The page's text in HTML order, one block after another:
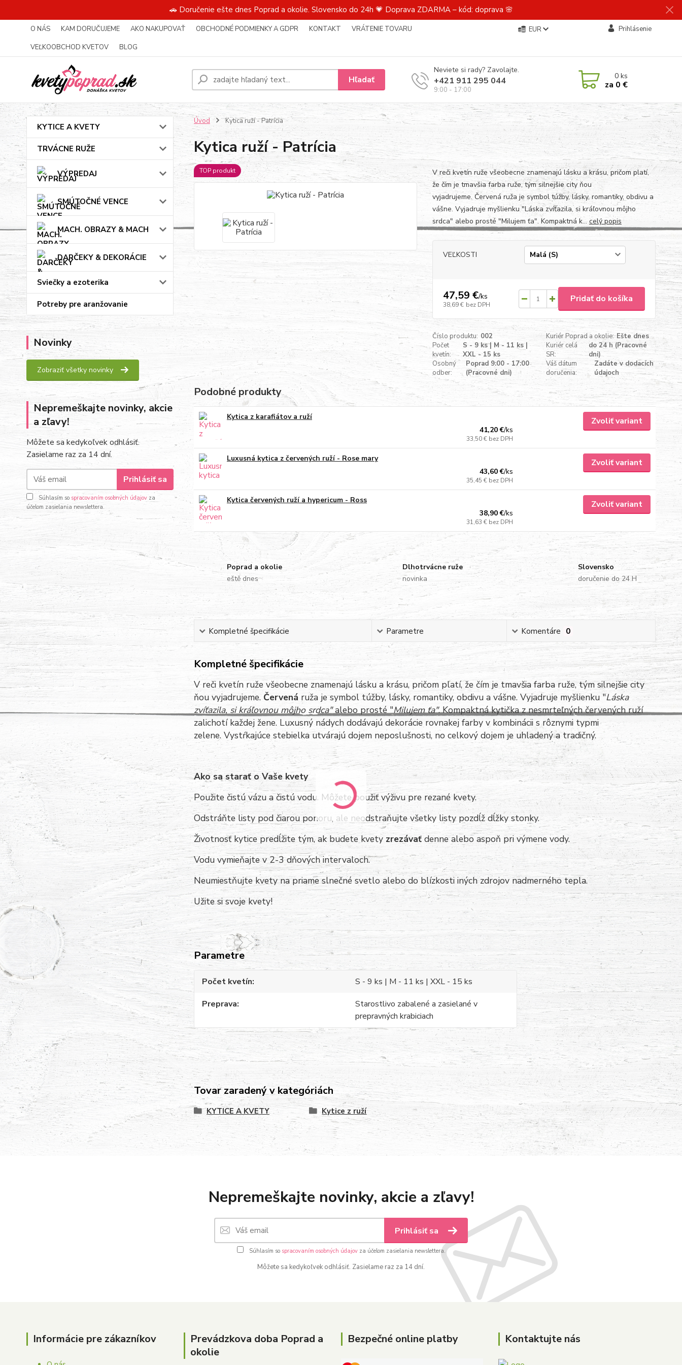
🚗 Doručenie ešte dnes Poprad a okolie. Slovensko do 24h 💗 Doprava ZDARMA – kód: doprava 🌸
O NÁS KAM DORUČUJEME AKO NAKUPOVAŤ OBCHODNÉ PODMIENKY A GDPR KONTAKT
VRÁTENIE TOVARU
VEĽKOOBCHOD KVETOV
BLOG
EUR Prihlásenie
Hľadať
Neviete si rady? Zavolajte.
+421 911 295 044
9:00 - 17:00
0ks
za 0 €
KYTICE A KVETY
TRVÁCNE RUŽE
VÝPREDAJ
SMÚTOČNÉ VENCE
MACH. OBRAZY & MACH
DARČEKY & DEKORÁCIE
Sviečky a ezoterika
Potreby pre aranžovanie
Novinky
Zobraziť všetky novinky
Nepremeškajte novinky, akcie
a zľavy!
Môžete sa kedykoľvek odhlásiť.
Zasielame raz za 14 dní.
Prihlásiť sa
Súhlasím so spracovaním osobných údajov za
účelom zasielania newslettera.
Úvod Kytica ruží - Patrícia
Kytica ruží - Patrícia
TOP produkt
V reči kvetín ruže všeobecne znamenajú lásku a krásu, pričom platí,
že čím je tmavšia farba ruže, tým silnejšie city ňou
vyjadrujeme. Červená ruža je symbol túžby, lásky, romantiky, obdivu a
vášne. Vyjadruje myšlienku "Láska zvíťazila, si kráľovnou môjho
srdca" alebo prosté "Milujem ťa". Kompaktná k... celý popis
VEĽKOSTI
47,59 €/ks
38,69 € bez DPH
Pridať do košíka
Číslo produktu: 002 Kuriér Poprad a okolie: Ešte dnes
Počet
kvetín:
S - 9 ks | M - 11 ks |
XXL - 15 ks
Kuriér celá
SR:
do 24 h (Pracovné
dni)
Osobný
odber:
Poprad 9:00 - 17:00
(Pracovné dni)
Váš dátum
doručenia:
Zadáte v dodacích
údajoch
Podobné produkty
Kytica z karafiátov a ruží
41,20 €/ks
33,50 € bez DPH
Zvoliť variant
Luxusná kytica z červených ruží - Rose mary
43,60 €/ks
35,45 € bez DPH
Zvoliť variant
Kytica červených ruží a hypericum - Ross
38,90 €/ks
31,63 € bez DPH
Zvoliť variant
Poprad a okolie
eště dnes
Dlhotrvácne ruže
novinka
Slovensko
doručenie do 24 H
Kompletné špecifikácie Parametre Komentáre 0
Kompletné špecifikácie
V reči kvetín ruže všeobecne znamenajú lásku a krásu, pričom platí, že čím je tmavšia farba ruže, tým silnejšie city
ňou vyjadrujeme. Červená ruža je symbol túžby, lásky, romantiky, obdivu a vášne. Vyjadruje myšlienku "Láska
zvíťazila, si kráľovnou môjho srdca"alebo prosté "Milujem ťa". Kompaktná kytička z nesmrteľných červených ruží
zalichotí každej žene. Luxusný nádych dodávajú dekorácie rovnakej farby v kombinácii s rôznymi typmi
zelene. Vystŕkajúce stebielka utvárajú dojem neposlušnosti, no celkový dojem je uhladený a tradičný.
Ako sa starať o Vaše kvety
Použite čistú vázu a čistú vodu. Môžete použiť výživu pre rezané kvety.
Odstráňte listy pod čiarou ponoru, ale neodstraňujte všetky listy pozdĺž dĺžky stonky.
Životnosť kytice predĺžite tým, ak budete kvety zrezávaťdenne alebo aspoň pri výmene vody.
Vodu vymieňajte v 2-3 dňových intervaloch.
Neumiestňujte kvety na priame slnečné svetlo alebo do blízkosti iných zdrojov nadmerného tepla.
Užite si svoje kvety!
Parametre
Počet kvetín
S - 9 ks | M - 11 ks | XXL - 15 ks
Preprava
Starostlivo zabalené a zasielané v
prepravných krabiciach
Tovar zaradený v kategóriách
KYTICE A KVETY Kytice z ruží
Nepremeškajte novinky, akcie a zľavy!
Prihlásiť sa
Súhlasím so spracovaním osobných údajovza účelom zasielania newslettera.
Môžete sa kedykoľvek odhlásiť. Zasielame raz za 14 dní.
Informácie pre zákazníkov
Prevádzkova doba Poprad a
okolie
Bezpečné online platby Kontaktujte nás